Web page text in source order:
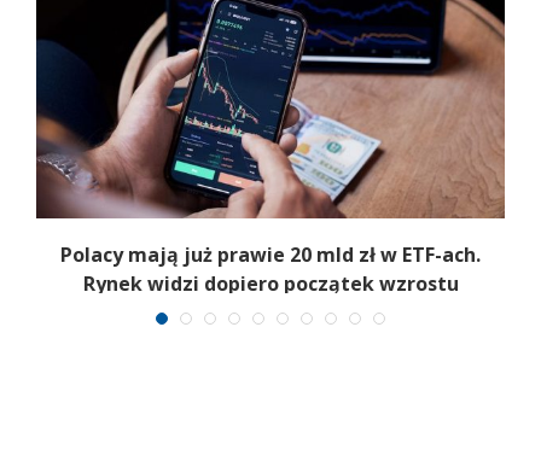
Polacy mają już prawie 20 mld zł w ETF-ach.
Rynek widzi dopiero początek wzrostu